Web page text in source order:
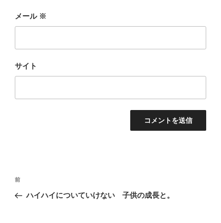
メール ※
サイト
投
ナ
前
の
前
ハイハイについていけない 子供の成長と。